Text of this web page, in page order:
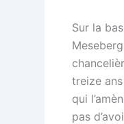
Sur la
treize
qui
pas